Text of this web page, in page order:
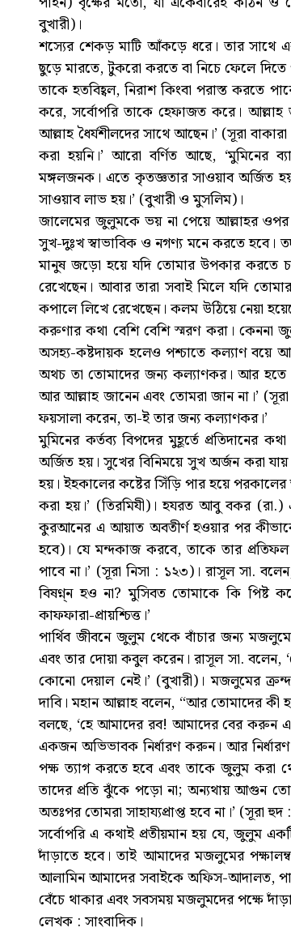
বুখারী)।
শস্যের শেকড় মাটি আঁকড়ে ধরে। তার সাথে
ছুড়ে মারতে, টুকরো করতে বা নিচে ফেলে দিতে
তাকে হতবিহ্বল, নিরাশ কিংবা পরাস্ত করতে
করে, সর্বোপরি তাকে হেফাজত করে। আল্লাহ
আল্লাহ ধৈর্যশীলদের সাথে আছেন।’ (সূরা
করা হয়নি।’ আরো বর্ণিত আছে, ‘মুমিনের
মঙ্গলজনক। এতে কৃতজ্ঞতার সাওয়াব অর্জিত
সাওয়াব লাভ হয়।’ (বুখারী ও মুসলিম)।
জালেমের জুলুমকে ভয় না পেয়ে আল্লাহর ওপর
সুখ-দুঃখ স্বাভাবিক ও নগণ্য মনে করতে হবে।
মানুষ জড়ো হয়ে যদি তোমার উপকার করতে
রেখেছেন। আবার তারা সবাই মিলে যদি
কপালে লিখে রেখেছেন। কলম উঠিয়ে নেয়া
করুণার কথা বেশি বেশি স্মরণ করা। কেননা
অসহ্য-কষ্টদায়ক হলেও পশ্চাতে কল্যাণ বয়ে
অথচ তা তোমাদের জন্য কল্যাণকর। আর
আর আল্লাহ জানেন এবং তোমরা জান না।’ (সূরা
ফয়সালা করেন, তা-ই তার জন্য কল্যাণকর।’
মুমিনের কর্তব্য বিপদের মুহূর্তে প্রতিদানের
অর্জিত হয়। সুখের বিনিময়ে সুখ অর্জন করা
হয়। ইহকালের কষ্টের সিঁড়ি পার হয়ে পরকালের
করা হয়।’ (তিরমিযী)। হযরত আবু বকর (রা.)
কুরআনের এ আয়াত অবতীর্ণ হওয়ার পর
হবে)। যে মন্দকাজ করবে, তাকে তার
পাবে না।’ (সূরা নিসা : ১২৩)। রাসূল সা.
বিষণ্ন্ন হও না? মুসিবত তোমাকে কি পিষ্ট
কাফফারা-প্রায়শ্চিত্ত।’
পার্থিব জীবনে জুলুম থেকে বাঁচার জন্য
এবং তার দোয়া কবুল করেন। রাসূল সা. বলেন,
কোনো দেয়াল নেই।’ (বুখারী)। মজলুমের
দাবি। মহান আল্লাহ বলেন, “আর তোমাদের কী
বলছে, ‘হে আমাদের রব! আমাদের বের করুন
একজন অভিভাবক নির্ধারণ করুন। আর
পক্ষ ত্যাগ করতে হবে এবং তাকে জুলুম করা
তাদের প্রতি ঝুঁকে পড়ো না; অন্যথায় আগুন
অতঃপর তোমরা সাহায্যপ্রাপ্ত হবে না।’ (সূরা
সর্বোপরি এ কথাই প্রতীয়মান হয় যে, জুলুম
দাঁড়াতে হবে। তাই আমাদের মজলুমের
আলামিন আমাদের সবাইকে অফিস-আদালত,
বেঁচে থাকার এবং সবসময় মজলুমদের পক্ষে
লেখক : সাংবাদিক।